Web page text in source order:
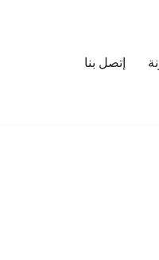
إتصل بنا